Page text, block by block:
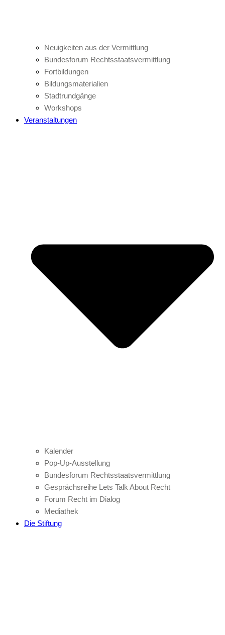
Neuigkeiten aus der Vermittlung
Bundesforum Rechtsstaatsvermittlung
Fortbildungen
Bildungsmaterialien
Stadtrundgänge
Workshops
Veranstaltungen
Kalender
Pop-Up-Ausstellung
Bundesforum Rechtsstaatsvermittlung
Gesprächsreihe Lets Talk About Recht
Forum Recht im Dialog
Mediathek
Die Stiftung